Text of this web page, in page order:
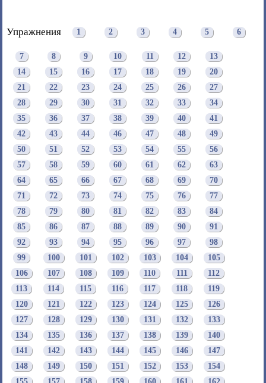
Упражнения 1 2 3 4 5 6
7 8 9 10 11 12
13
14
15 16 17 18 19
20
21
22 23 24 25 26
27
28
29 30 31 32 33
34
35
36 37 38 39 40
41
42
43 44 46 47 48
49
50
51 52 53 54 55
56
57
58 59 60 61 62
63
64
65 66 67 68 69
70
71
72 73 74 75 76
77
78
79 80 81 82 83
84
85
86 87 88 89 90
91
92
93 94 95 96 97
98
99
100 101 102 103 104
105
106
107 108 109 110 111
112
113
114 115 116 117 118
119
120
121 122 123 124 125
126
127
128 129 130 131 132
133
134
135 136 137 138 139
140
141
142 143 144 145 146
147
148
149 150 151 152 153
154